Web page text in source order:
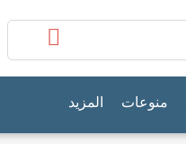
منوعات المزيد